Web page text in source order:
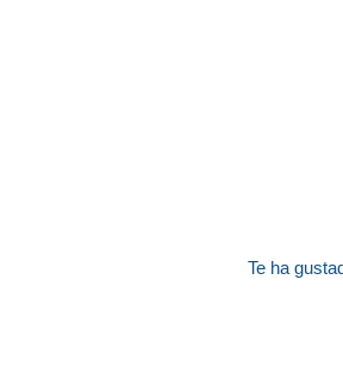
Te ha